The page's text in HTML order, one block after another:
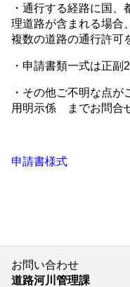
・通行する経路に国
理道路が含まれる場合
複数の道路の通行許可
・申請書類一式は正副
・その他ご不明な点
用明示係 までお問合
申請書様式
お問い合わせ
道路河川管理課